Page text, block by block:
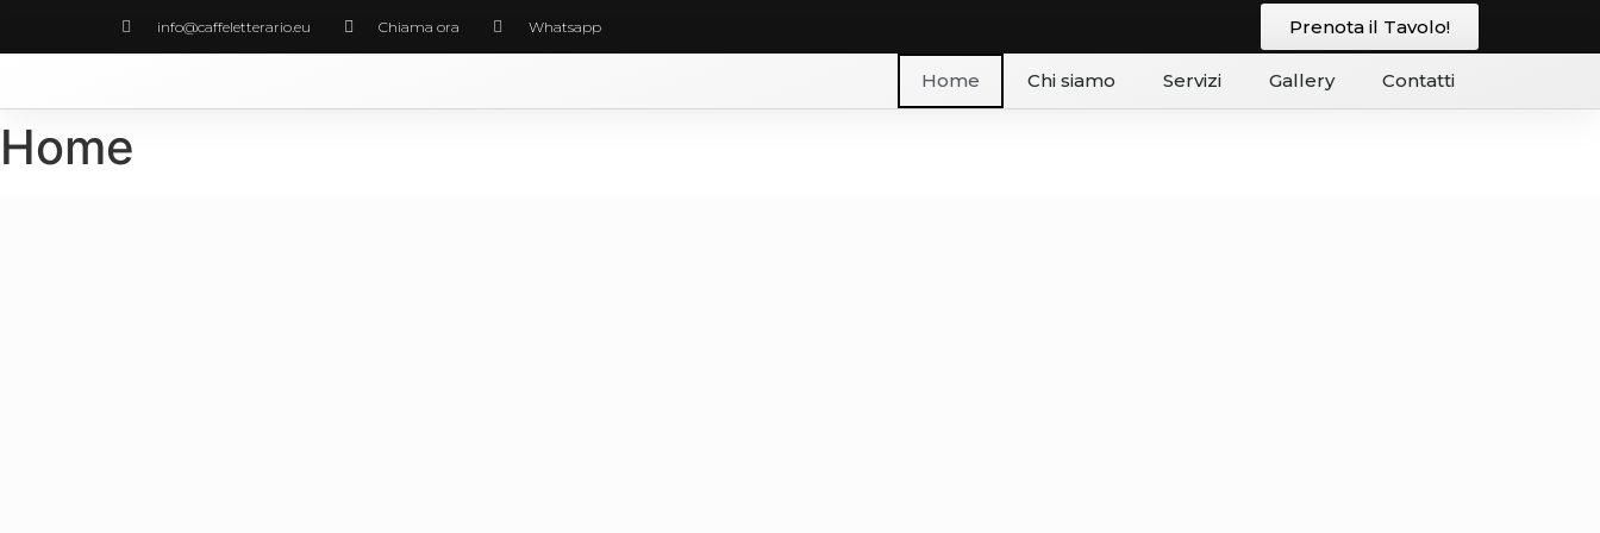
info@caffeletterario.eu Chiama ora Whatsapp Prenota il Tavolo!
Home Chi siamo Servizi Gallery Contatti
Home